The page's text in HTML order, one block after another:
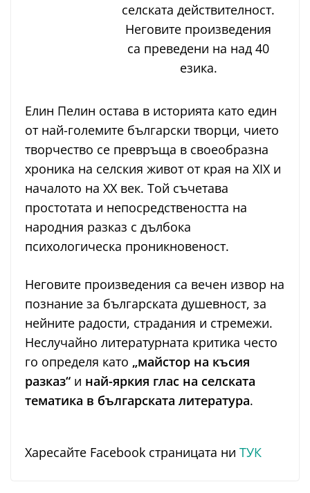
селската действителност.
Неговите произведения
са преведени на над 40
езика.
Елин Пелин остава в историята като един
от най-големите български творци, чието
творчество се превръща в своеобразна
хроника на селския живот от края на XIX и
началото на XX век. Той съчетава
простотата и непосредствеността на
народния разказ с дълбока
психологическа проникновеност.
Неговите произведения са вечен извор на
познание за българската душевност, за
нейните радости, страдания и стремежи.
Неслучайно литературната критика често
го определя като „майстор на късия
разказ“ и най-яркия глас на селската
тематика в българската литература.
Харесайте Facebook страницата ни ТУК